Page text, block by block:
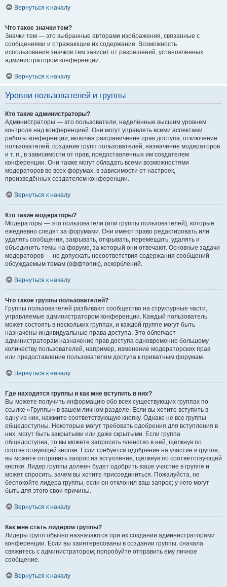
Вернуться к началу
Что такое значки тем?
Значки тем — это выбранные авторами изображения, связанные с
сообщениями и отражающие их содержание. Возможность
использования значков тем зависит от разрешений, установленных
администратором конференции.
Вернуться к началу
Уровни пользователей и группы
Кто такие администраторы?
Администраторы — это пользователи, наделённые высшим уровнем
контроля над конференцией. Они могут управлять всеми аспектами
работы конференции, включая разграничение прав доступа, отключение
пользователей, создание групп пользователей, назначение модераторов
и т. п., в зависимости от прав, предоставленных им создателем
конференции. Они также могут обладать всеми возможностями
модераторов во всех форумах, в зависимости от настроек,
произведённых создателем конференции.
Вернуться к началу
Кто такие модераторы?
Модераторы — это пользователи (или группы пользователей), которые
ежедневно следят за форумами. Они имеют право редактировать или
удалять сообщения, закрывать, открывать, перемещать, удалять и
объединять темы на форуме, за который они отвечают. Основные задачи
модераторов — не допускать несоответствия содержания сообщений
обсуждаемым темам (оффтопик), оскорблений.
Вернуться к началу
Что такое группы пользователей?
Группы пользователей разбивают сообщество на структурные части,
управляемые администратором конференции. Каждый пользователь
может состоять в нескольких группах, и каждой группе могут быть
назначены индивидуальные права доступа. Это облегчает
администраторам назначение прав доступа одновременно большому
количеству пользователей, например, изменение модераторских прав
или предоставление пользователям доступа к приватным форумам.
Вернуться к началу
Где находятся группы и как мне вступить в них?
Вы можете получить информацию обо всех существующих группах по
ссылке «Группы» в вашем личном разделе. Если вы хотите вступить в
одну из них, нажмите соответствующую кнопку. Однако не все группы
общедоступны. Некоторые могут требовать одобрения для вступления в
них, могут быть закрытыми или даже скрытыми. Если группа
общедоступна, то вы можете запросить членство в ней, щёлкнув по
соответствующей кнопке. Если требуется одобрение на участие в группе,
вы можете отправить запрос на вступление, щёлкнув по соответствующей
кнопке. Лидер группы должен будет одобрить ваше участие в группе и
может спросить, зачем вы хотите присоединиться. Пожалуйста, не
беспокойте лидера группы, если он отклонил ваш запрос; у него могут
быть для этого свои причины.
Вернуться к началу
Как мне стать лидером группы?
Лидеры групп обычно назначаются при их создании администраторами
конференции. Если вы заинтересованы в создании группы, сначала
свяжитесь с администратором; попробуйте отправить ему личное
сообщение.
Вернуться к началу